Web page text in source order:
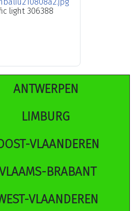
ANTWERPEN
LIMBURG
VLAANDEREN
BRABANT
VLAANDEREN